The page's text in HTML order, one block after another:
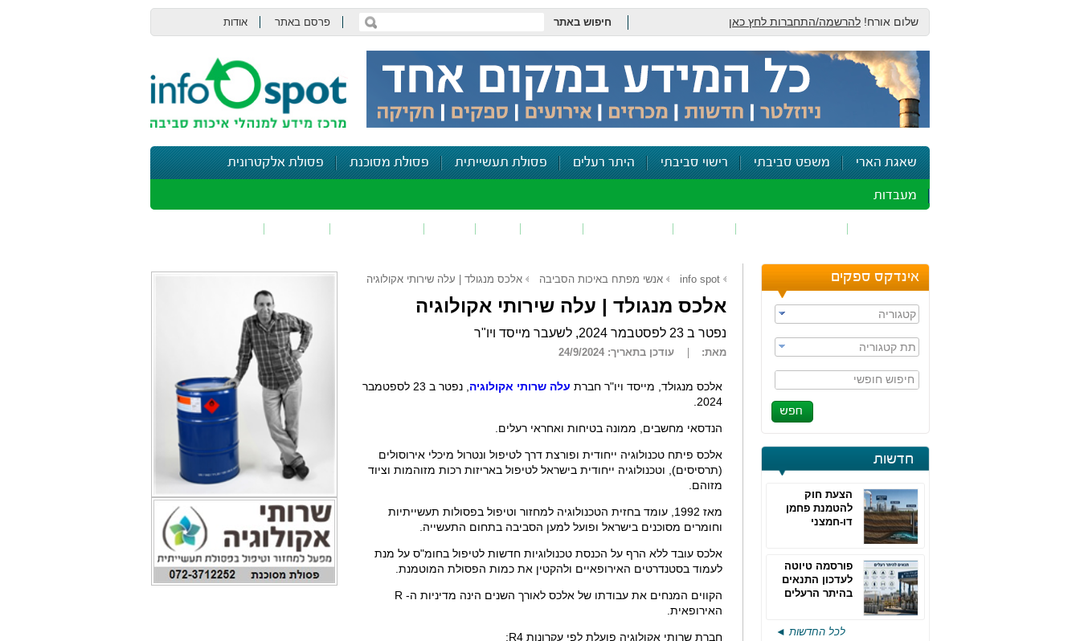
שלום אורח! להרשמה/התחברות לחץ כאן חיפוש באתר פרסם באתר אודות
שאגת הארי משפט סביבתי רישוי סביבתי היתר רעלים פסולת תעשייתית פסולת מסוכנת פסולת אלקטרונית
מעבדות
אינדקס ספקים
קטגוריה
תת קטגוריה
חיפוש חופשי
חדשות
הצעת חוק
להטמנת פחמן
דו-חמצני
פורסמה טיוטה
לעדכון התנאים
בהיתר הרעלים
לכל החדשות ◄
info spot אנשי מפתח באיכות הסביבה אלכס מנגולד | עלה שירותי אקולוגיה
אלכס מנגולד | עלה שירותי אקולוגיה
נפטר ב 23 לפסטבמר 2024, לשעבר מייסד ויו"ר
מאת: עודכן בתאריך: 24/9/2024
אלכס מנגולד, מייסד ויו"ר חברת עלה שרותי אקולוגיה
, נפטר ב 23 לספטמבר
2024.
הנדסאי מחשבים, ממונה בטיחות ואחראי רעלים.
אלכס פיתח טכנולוגיה ייחודית ופורצת דרך לטיפול ונטרול מיכלי אירוסולים
(תרסיסים), וטכנולוגיה ייחודית בישראל לטיפול באריזות רכות מזוהמות וציוד
מזוהם.
מאז 1992, עומד בחזית הטכנולוגיה למחזור וטיפול בפסולות תעשייתיות
וחומרים מסוכנים בישראל ופועל למען הסביבה בתחום התעשייה.
אלכס עובד ללא הרף על הכנסת טכנולוגיות חדשות לטיפול בחומ"ס על מנת
לעמוד בסטנדרטים האירופאיים ולהקטין את כמות הפסולת המוטמנת.
הקווים המנחים את עבודתו של אלכס לאורך השנים הינה מדיניות ה- R
האירופאית.
חברת שרותי אקולוגיה פועלת לפי עקרונות R4: